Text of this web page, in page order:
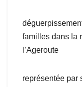
familles dans la
l’Ageroute
représentée par